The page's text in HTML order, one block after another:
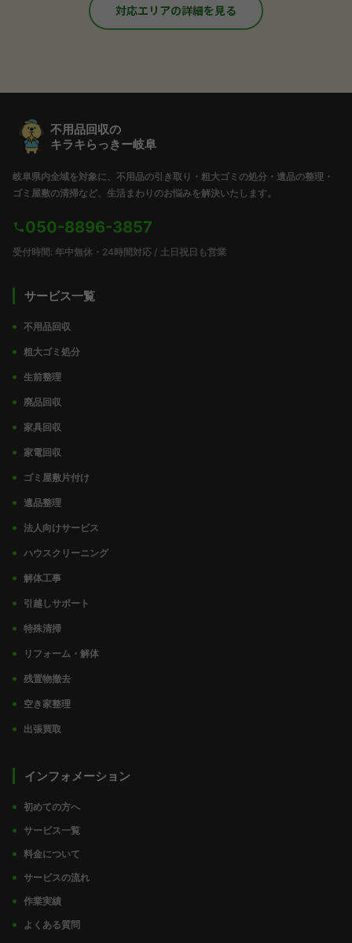
対応エリアの詳細を見る
不用品回収の
キラキらっきー岐阜
岐阜県内全域を対象に、不用品の引き取り・粗大ゴミの処分・遺品の整理・
ゴミ屋敷の清掃など、生活まわりのお悩みを解決いたします。
050-8896-3857
受付時間: 年中無休・24時間対応 / 土日祝日も営業
サービス一覧
不用品回収
粗大ゴミ処分
生前整理
廃品回収
家具回収
家電回収
ゴミ屋敷片付け
遺品整理
法人向けサービス
ハウスクリーニング
解体工事
引越しサポート
特殊清掃
リフォーム・解体
残置物撤去
空き家整理
出張買取
インフォメーション
初めての方へ
サービス一覧
料金について
サービスの流れ
作業実績
よくある質問